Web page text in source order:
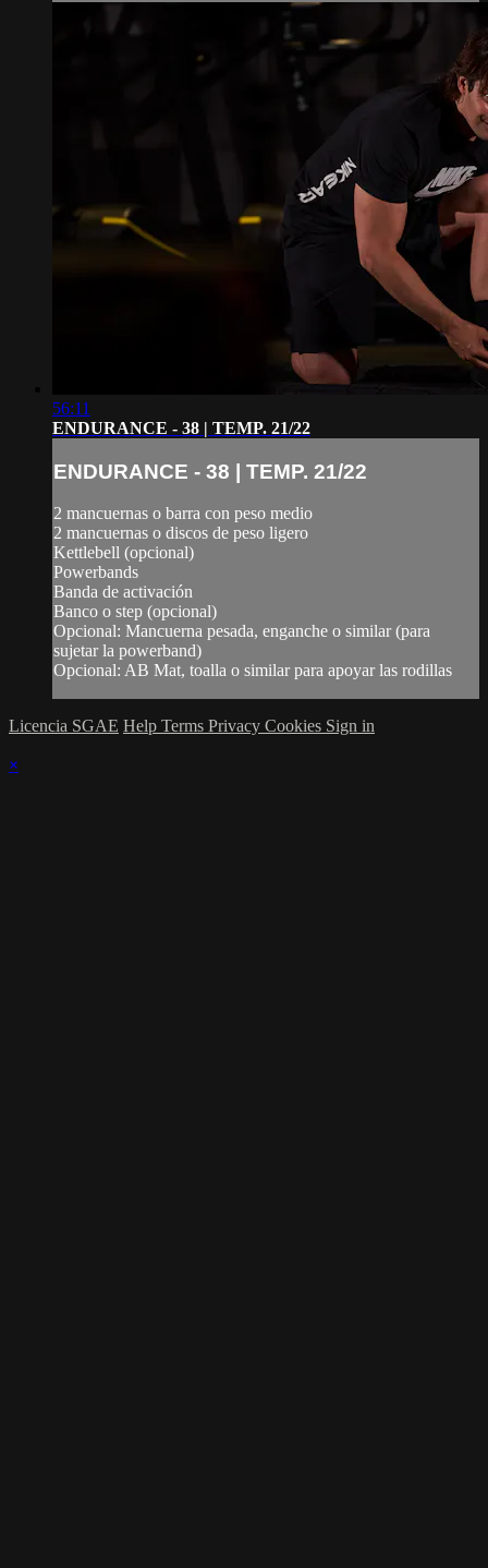
56:11
ENDURANCE - 38 | TEMP. 21/22
ENDURANCE - 38 | TEMP. 21/22
2 mancuernas o barra con peso medio
2 mancuernas o discos de peso ligero
Kettlebell (opcional)
Powerbands
Banda de activación
Banco o step (opcional)
Opcional: Mancuerna pesada, enganche o similar (para
sujetar la powerband)
Opcional: AB Mat, toalla o similar para apoyar las rodillas
Licencia SGAE Help Terms Privacy Cookies Sign in
×